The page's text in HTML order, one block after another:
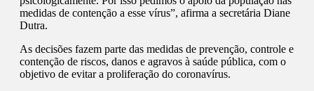
medidas de contenção a esse vírus”, afirma a secretária Diane
Dutra.
As decisões fazem parte das medidas de prevenção, controle e
contenção de riscos, danos e agravos à saúde pública, com o
objetivo de evitar a proliferação do coronavírus.